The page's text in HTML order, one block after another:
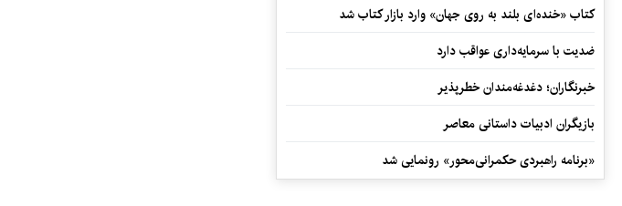
کتاب «خنده‌ای بلند به روی جهان» وارد بازار کتاب شد
ضدیت با سرمایه‌داری عواقب دارد
خبرنگاران؛ دغدغه‌مندان خطرپذیر
بازیگران ادبیات داستانی معاصر
«برنامه راهبردی حکمرانی‌محور» رونمایی شد